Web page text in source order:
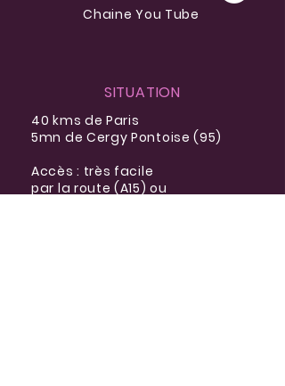
Chaine You Tube
SITUATION
40 kms de Paris
5mn de Cergy Pontoise (95)
Accès : très facile
par la route (A15) ou